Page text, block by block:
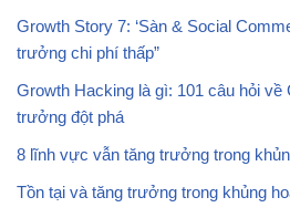
Growth Story 7: ‘Sàn & Social
trưởng chi phí thấp”
Growth Hacking là gì: 101 câu hỏi về
trưởng đột phá
8 lĩnh vực vẫn tăng trưởng trong
Tồn tại và tăng trưởng trong khủng